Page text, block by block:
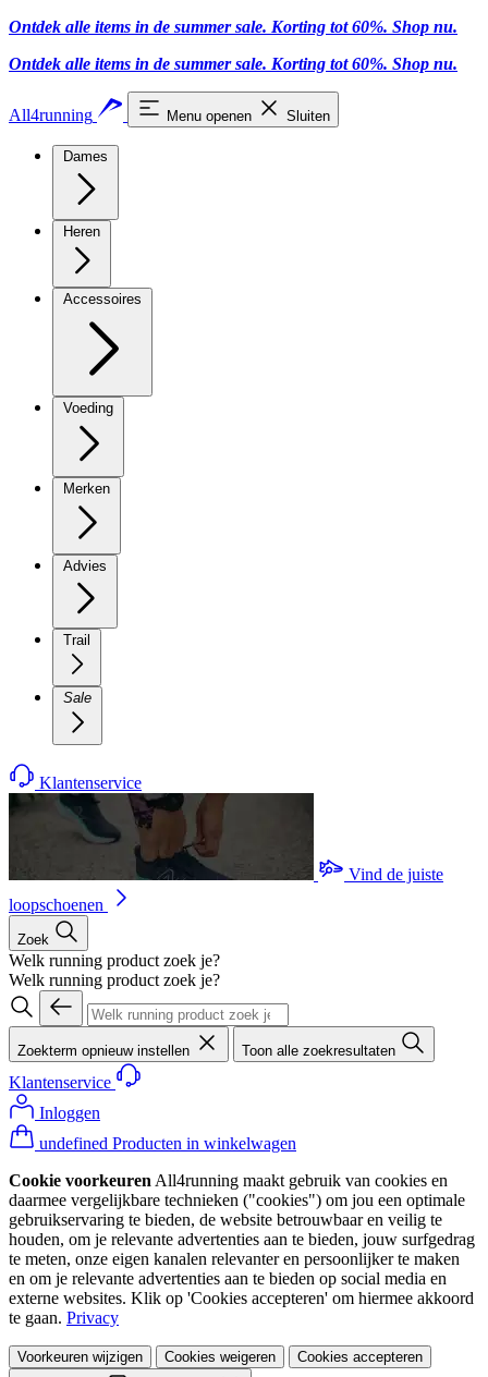
Ontdek alle items in de summer sale. Korting tot 60%. Shop nu.
Ontdek alle items in de summer sale. Korting tot 60%. Shop nu.
All4running Menu openen Sluiten
Dames
Heren
Accessoires
Voeding
Merken
Advies
Trail
Sale
Klantenservice
Vind de juiste
loopschoenen
Zoek
Welk running product zoek je?
Welk running product zoek je?
Zoekterm opnieuw instellen Toon alle zoekresultaten
Klantenservice
Inloggen
undefined Producten in winkelwagen
Cookie voorkeuren All4running maakt gebruik van cookies en
daarmee vergelijkbare technieken ("cookies") om jou een optimale
gebruikservaring te bieden, de website betrouwbaar en veilig te
houden, om je relevante advertenties aan te bieden, jouw surfgedrag
te meten, onze eigen kanalen relevanter en persoonlijker te maken
en om je relevante advertenties aan te bieden op social media en
externe websites. Klik op 'Cookies accepteren' om hiermee akkoord
te gaan. Privacy
Voorkeuren wijzigen Cookies weigeren Cookies accepteren